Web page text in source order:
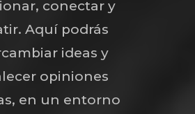
conectar y
Aquí podrás
ideas y
opiniones
en un entorno